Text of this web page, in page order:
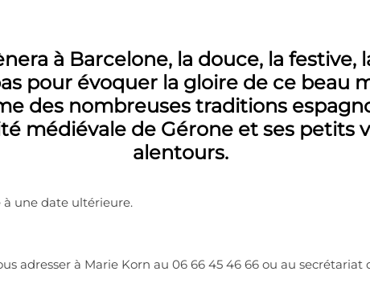
à Barcelone, la douce, la
pour évoquer la gloire de ce beau
des nombreuses traditions
médiévale de Gérone et ses petits
alentours.
une date ultérieure.
adresser à Marie Korn au 06 66 45 46 66 ou au secrétariat